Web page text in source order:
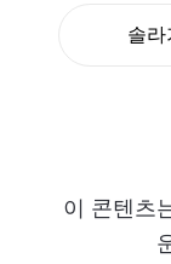
솔
이 콘텐츠